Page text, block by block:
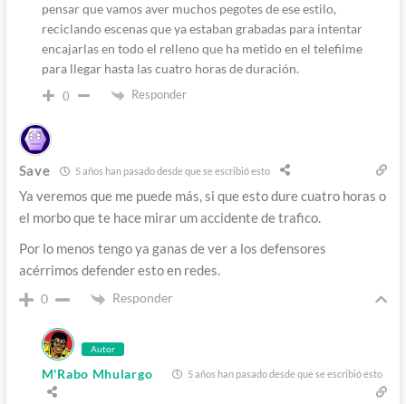
pensar que vamos aver muchos pegotes de ese estilo,
reciclando escenas que ya estaban grabadas para intentar
encajarlas en todo el relleno que ha metido en el telefilme
para llegar hasta las cuatro horas de duración.
0 Responder
Save 5 años han pasado desde que se escribió esto
Ya veremos que me puede más, si que esto dure cuatro horas o
el morbo que te hace mirar um accidente de trafico.
Por lo menos tengo ya ganas de ver a los defensores
acérrimos defender esto en redes.
0 Responder
Autor
M'Rabo Mhulargo 5 años han pasado desde que se escribió esto